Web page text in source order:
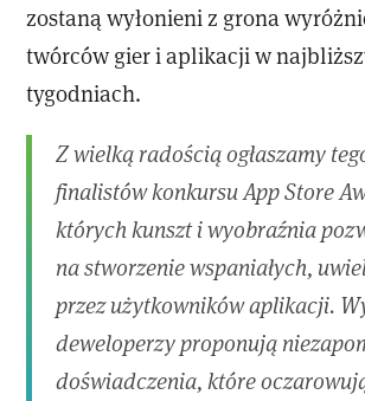
zostaną wyłonieni z grona
twórców gier i aplikacji w
tygodniach.
Z wielką radością ogłaszamy
finalistów konkursu App Store
których kunszt i wyobraźnia
na stworzenie wspaniałych,
przez użytkowników aplikacji.
deweloperzy proponują
doświadczenia, które